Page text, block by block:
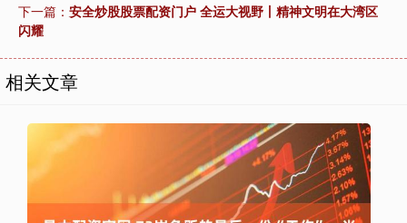
下一篇： 安全炒股股票配资门户 全运大视野丨精神文明在大湾区
闪耀
相关文章